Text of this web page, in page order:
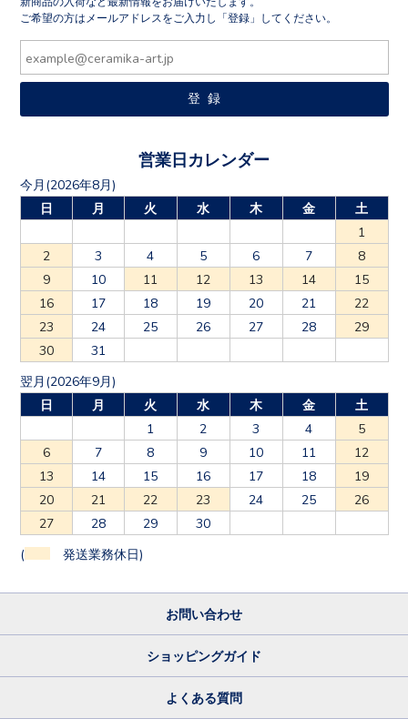
ご希望の方はメールアドレスをご入力し「登録」してください。
営業日カレンダー
今月(2026年8月)
日
月 火 水 木 金
土
1
2
3 4 5 6 7
8
9
10 11 12 13 14
15
16
17 18 19 20 21
22
23
24 25 26 27 28
29
30
31
翌月(2026年9月)
日
月 火 水 木 金
土
1
2 3 4
5
6
7 8 9 10 11
12
13
14 15 16 17 18
19
20
21 22 23 24 25
26
27
28 29 30
( 発送業務休日)
お問い合わせ
ショッピングガイド
よくある質問